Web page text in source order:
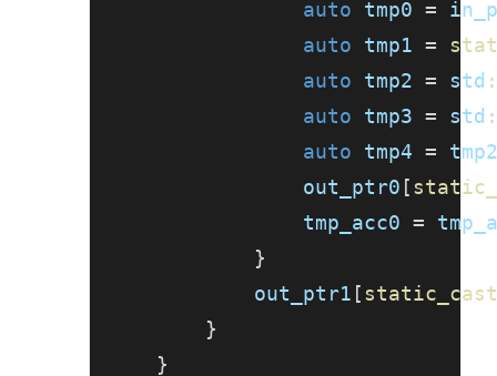
auto tmp0 =
auto tmp1 =
auto tmp2 = std
auto tmp3 = std
auto tmp4 =
                out_ptr0
[
                tmp_acc0
=
}
            out_ptr1
[static_cast
}
}